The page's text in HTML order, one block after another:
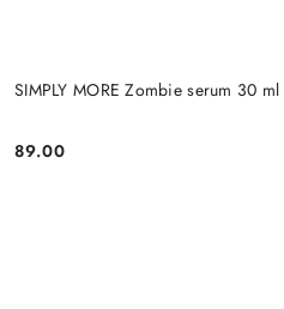
SIMPLY MORE Zombie serum 30 ml
Cena:
89.00